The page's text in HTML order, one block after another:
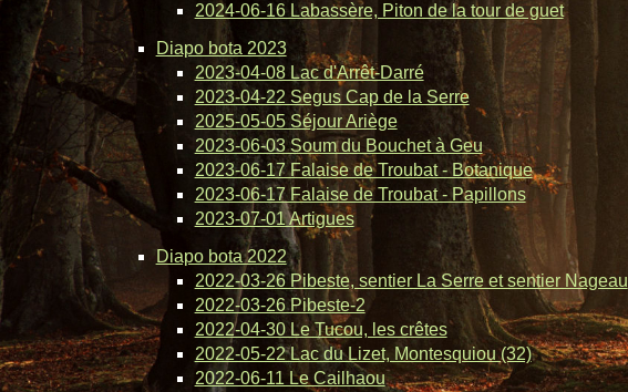
2024-06-16 Labassère, Piton de la tour de guet
Diapo bota 2023
2023-04-08 Lac d'Arrêt-Darré
2023-04-22 Segus Cap de la Serre
2025-05-05 Séjour Ariège
2023-06-03 Soum du Bouchet à Geu
2023-06-17 Falaise de Troubat - Botanique
2023-06-17 Falaise de Troubat - Papillons
2023-07-01 Artigues
Diapo bota 2022
2022-03-26 Pibeste, sentier La Serre et sentier Nageau
2022-03-26 Pibeste-2
2022-04-30 Le Tucou, les crêtes
2022-05-22 Lac du Lizet, Montesquiou (32)
2022-06-11 Le Cailhaou